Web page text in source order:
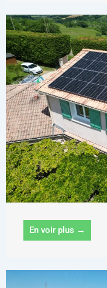
En voir plus →